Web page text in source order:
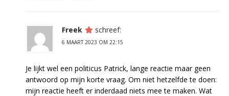
Freek schreef:
6 MAART 2023 OM 22:15
Je lijkt wel een politicus Patrick, lange reactie maar geen
antwoord op mijn korte vraag. Om niet hetzelfde te doen:
mijn reactie heeft er inderdaad niets mee te maken. Wat